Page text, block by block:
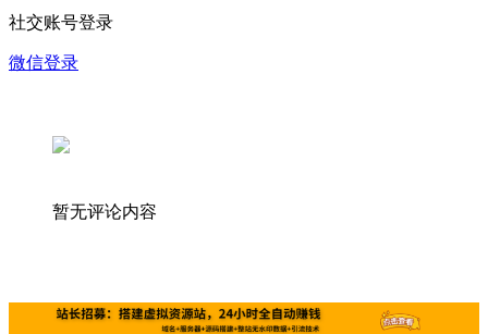
社交账号登录
微信登录
暂无评论内容